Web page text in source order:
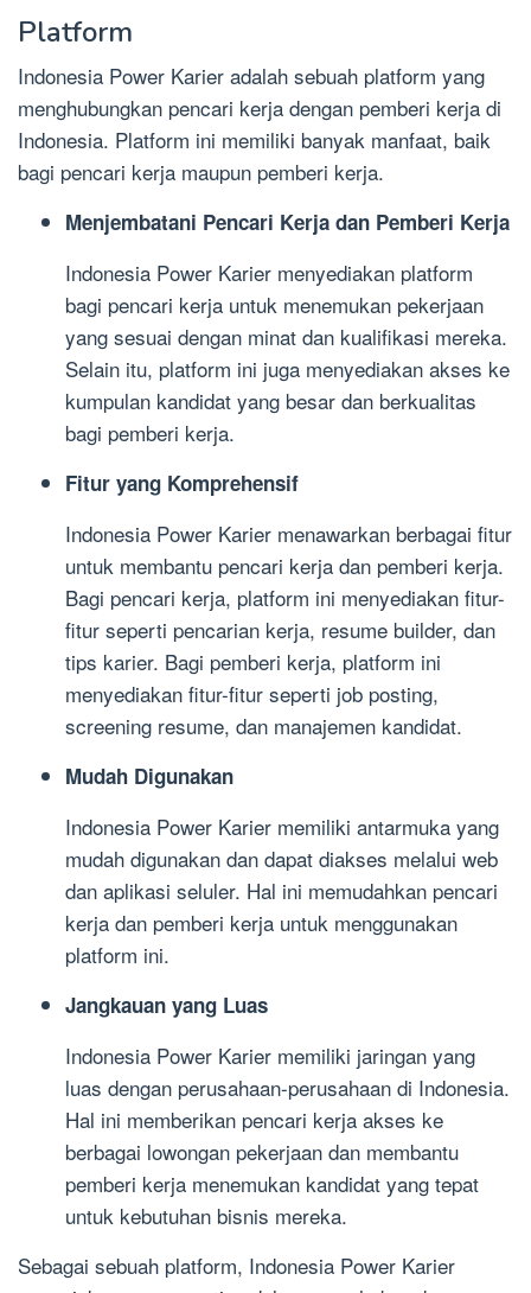
Platform
Indonesia Power Karier adalah sebuah platform yang
menghubungkan pencari kerja dengan pemberi kerja di
Indonesia. Platform ini memiliki banyak manfaat, baik
bagi pencari kerja maupun pemberi kerja.
Menjembatani Pencari Kerja dan Pemberi Kerja
Indonesia Power Karier menyediakan platform
bagi pencari kerja untuk menemukan pekerjaan
yang sesuai dengan minat dan kualifikasi mereka.
Selain itu, platform ini juga menyediakan akses ke
kumpulan kandidat yang besar dan berkualitas
bagi pemberi kerja.
Fitur yang Komprehensif
Indonesia Power Karier menawarkan berbagai fitur
untuk membantu pencari kerja dan pemberi kerja.
Bagi pencari kerja, platform ini menyediakan fitur-
fitur seperti pencarian kerja, resume builder, dan
tips karier. Bagi pemberi kerja, platform ini
menyediakan fitur-fitur seperti job posting,
screening resume, dan manajemen kandidat.
Mudah Digunakan
Indonesia Power Karier memiliki antarmuka yang
mudah digunakan dan dapat diakses melalui web
dan aplikasi seluler. Hal ini memudahkan pencari
kerja dan pemberi kerja untuk menggunakan
platform ini.
Jangkauan yang Luas
Indonesia Power Karier memiliki jaringan yang
luas dengan perusahaan-perusahaan di Indonesia.
Hal ini memberikan pencari kerja akses ke
berbagai lowongan pekerjaan dan membantu
pemberi kerja menemukan kandidat yang tepat
untuk kebutuhan bisnis mereka.
Sebagai sebuah platform, Indonesia Power Karier